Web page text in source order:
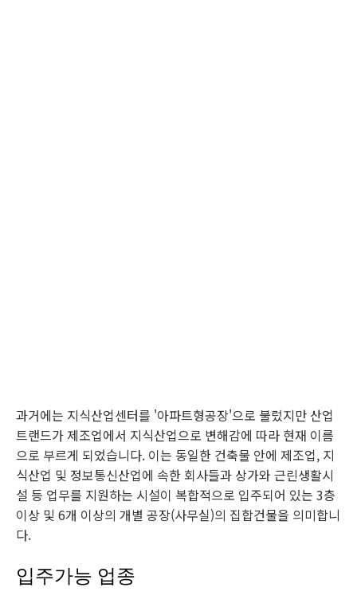
과거에는 지식산업센터를 '아파트형공장'으로 불렀지만 산업
트랜드가 제조업에서 지식산업으로 변해감에 따라 현재 이름
으로 부르게 되었습니다. 이는 동일한 건축물 안에 제조업, 지
식산업 및 정보통신산업에 속한 회사들과 상가와 근린생활시
설 등 업무를 지원하는 시설이 복합적으로 입주되어 있는 3층
이상 및 6개 이상의 개별 공장(사무실)의 집합건물을 의미합니
다.
입주가능 업종